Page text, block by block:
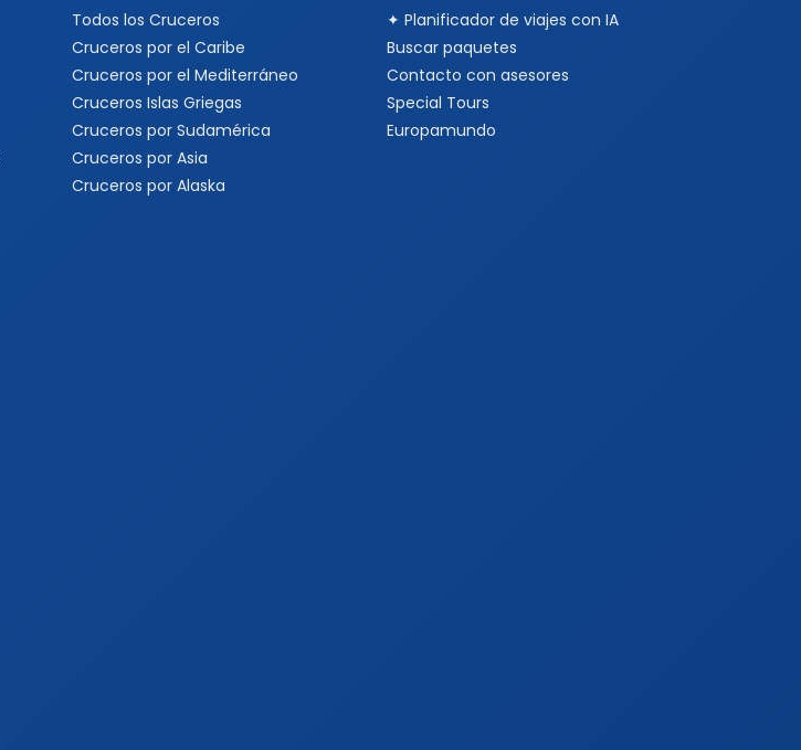
Todos los Cruceros
Cruceros por el Caribe
Cruceros por el Mediterráneo
Cruceros Islas Griegas
Cruceros por Sudamérica
Cruceros por Asia
Cruceros por Alaska
✦ Planificador de viajes con IA
Buscar paquetes
Contacto con asesores
Special Tours
Europamundo